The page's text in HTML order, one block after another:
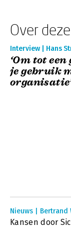
Over
Interview | Hans
‘Om tot
je gebruik
Nieuws | Bertrand
Kansen door